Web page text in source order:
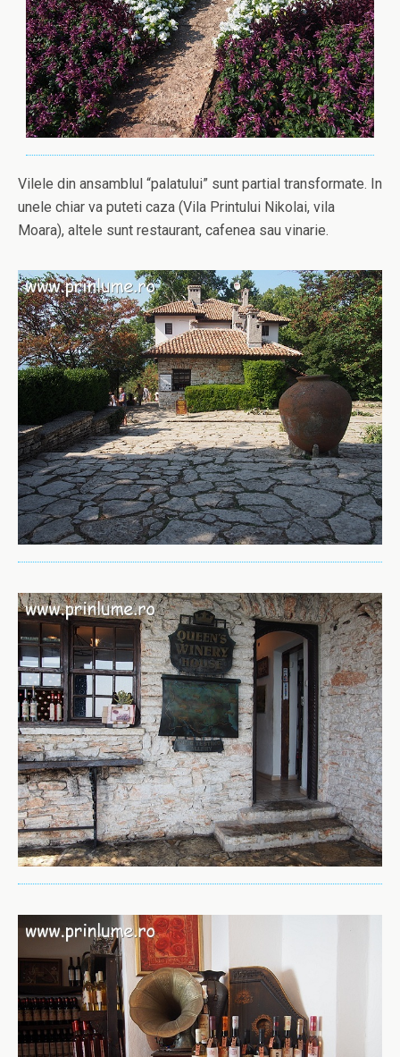
Vilele din ansamblul “palatului” sunt partial transformate. In
unele chiar va puteti caza (Vila Printului Nikolai, vila
Moara), altele sunt restaurant, cafenea sau vinarie.